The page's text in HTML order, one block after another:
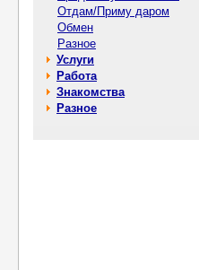
Отдам/Приму даром
Обмен
Разное
Услуги
Работа
Знакомства
Разное